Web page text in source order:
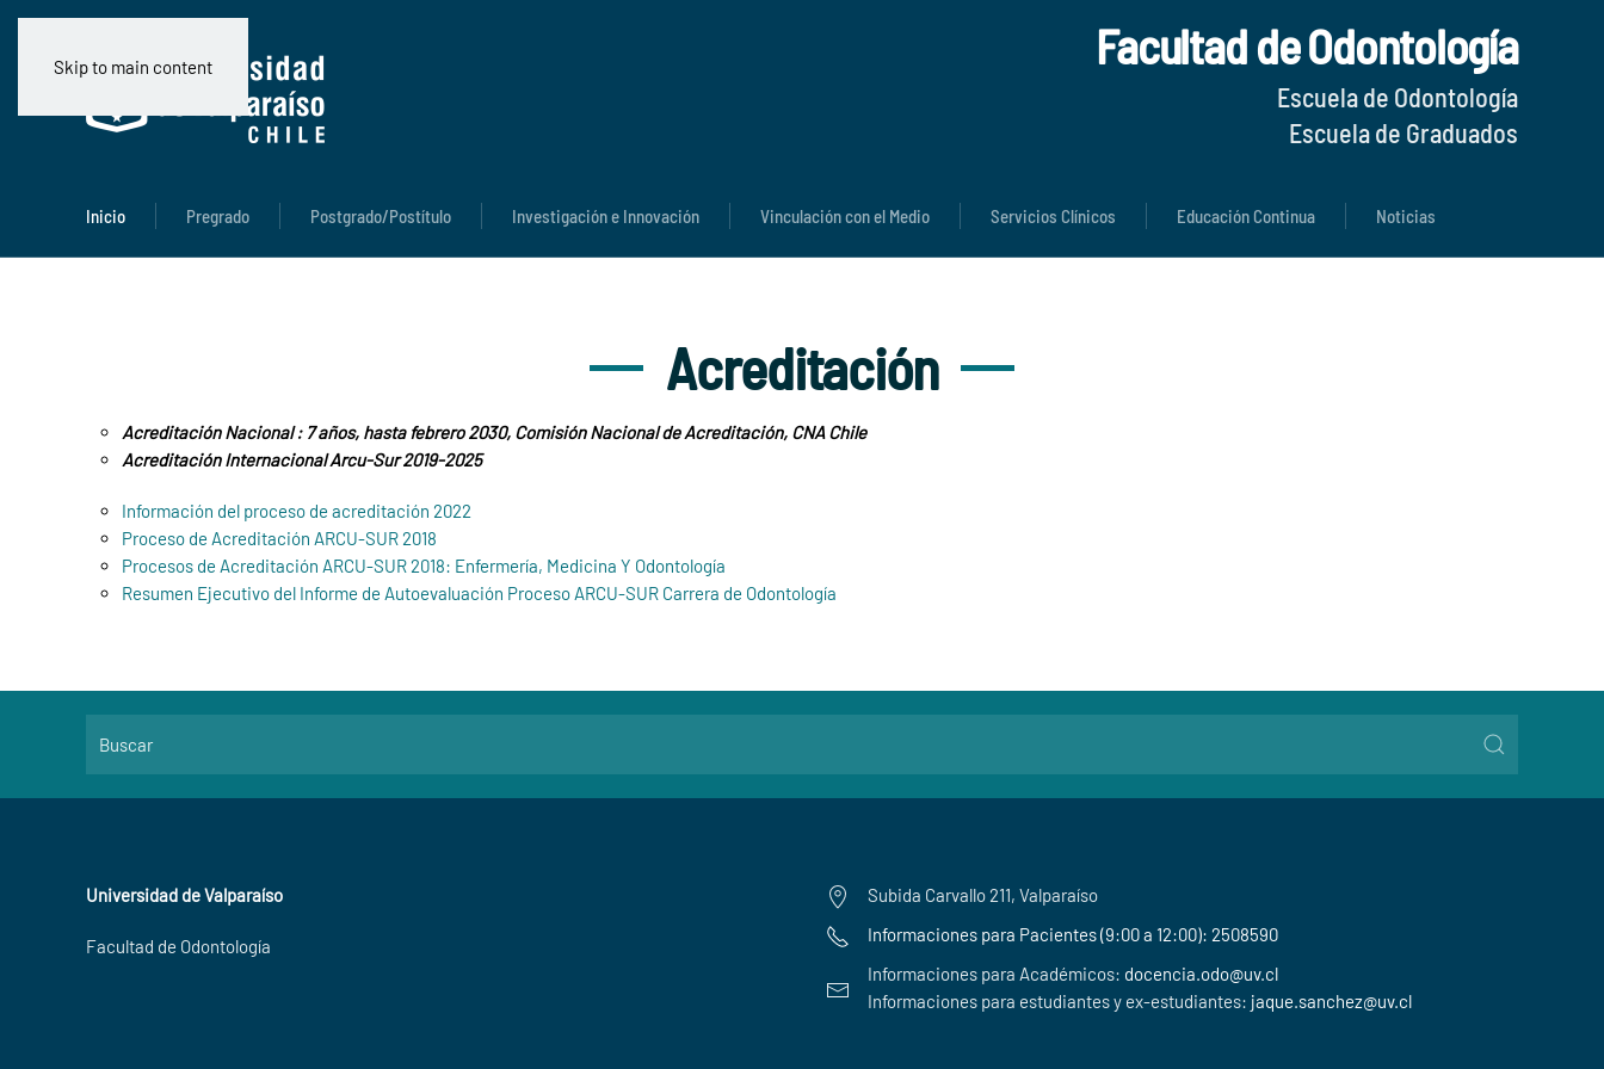
Skip to main content Facultad de Odontología
Escuela de Odontología
Escuela de Graduados
Inicio Pregrado Postgrado/Postítulo Investigación e Innovación Vinculación con el Medio Servicios Clínicos Educación Continua Noticias
Acreditación
Acreditación Nacional : 7 años, hasta febrero 2030, Comisión Nacional de Acreditación, CNA Chile
Acreditación Internacional Arcu-Sur 2019-2025
Información del proceso de acreditación 2022
Proceso de Acreditación ARCU-SUR 2018
Procesos de Acreditación ARCU-SUR 2018: Enfermería, Medicina Y Odontología
Resumen Ejecutivo del Informe de Autoevaluación Proceso ARCU-SUR Carrera de Odontología
Universidad de Valparaíso
Facultad de Odontología
Subida Carvallo 211, Valparaíso
Informaciones para Pacientes (9:00 a 12:00): 2508590
Informaciones para Académicos: docencia.odo@uv.cl
Informaciones para estudiantes y ex-estudiantes: jaque.sanchez@uv.cl